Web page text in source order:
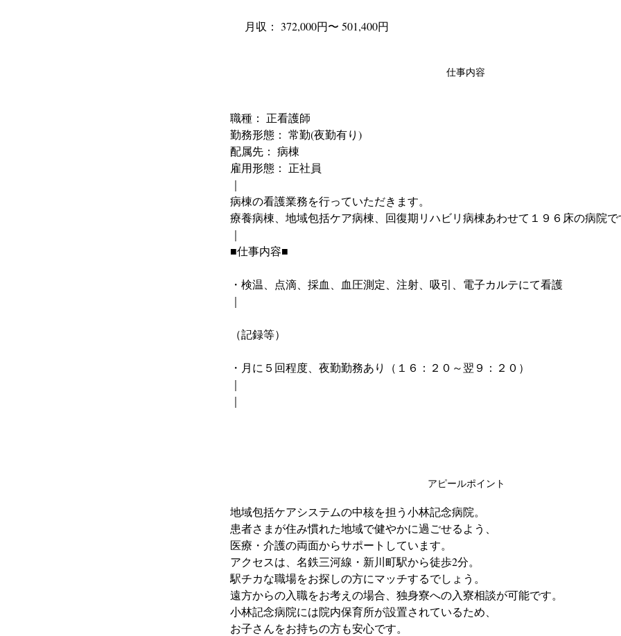
月収： 372,000円〜 501,400円
仕事内容
職種： 正看護師
勤務形態： 常勤(夜勤有り)
配属先： 病棟
雇用形態： 正社員
｜
病棟の看護業務を行っていただきます。
療養病棟、地域包括ケア病棟、回復期リハビリ病棟あわせて１９６床の病院で
｜
■仕事内容■
・検温、点滴、採血、血圧測定、注射、吸引、電子カルテにて看護
｜
（記録等）
・月に５回程度、夜勤勤務あり（１６：２０～翌９：２０）
｜
｜
アピールポイント
地域包括ケアシステムの中核を担う小林記念病院。
患者さまが住み慣れた地域で健やかに過ごせるよう、
医療・介護の両面からサポートしています。
アクセスは、名鉄三河線・新川町駅から徒歩2分。
駅チカな職場をお探しの方にマッチするでしょう。
遠方からの入職をお考えの場合、独身寮への入寮相談が可能です。
小林記念病院には院内保育所が設置されているため、
お子さんをお持ちの方も安心です。